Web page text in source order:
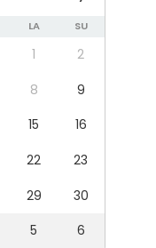
LA SU
1
2
8
9
15
16
22
23
29
30
5 6